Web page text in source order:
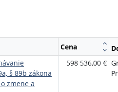
Cena
§ 89b zákona
zmene a
598 536,00 €